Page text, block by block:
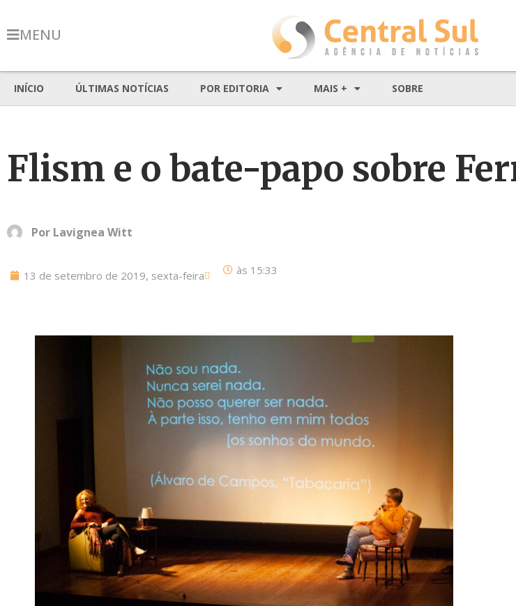
MENU
INÍCIO ÚLTIMAS NOTÍCIAS POR EDITORIA MAIS + SOBRE
Flism e o bate-papo sobre
Por Lavignea Witt
13 de setembro de 2019, sexta-feira às 15:33